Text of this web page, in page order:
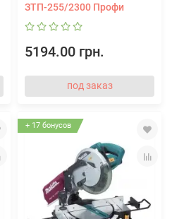
ЗТП-255/2300 Профи
5194.00 грн.
под заказ
+ 17 бонусов